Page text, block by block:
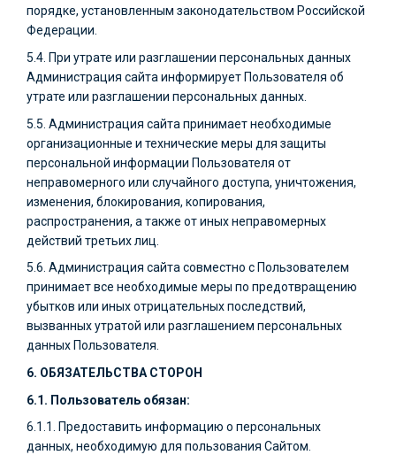
порядке, установленным законодательством Российской
Федерации.
5.4. При утрате или разглашении персональных данных
Администрация сайта информирует Пользователя об
утрате или разглашении персональных данных.
5.5. Администрация сайта принимает необходимые
организационные и технические меры для защиты
персональной информации Пользователя от
неправомерного или случайного доступа, уничтожения,
изменения, блокирования, копирования,
распространения, а также от иных неправомерных
действий третьих лиц.
5.6. Администрация сайта совместно с Пользователем
принимает все необходимые меры по предотвращению
убытков или иных отрицательных последствий,
вызванных утратой или разглашением персональных
данных Пользователя.
6. ОБЯЗАТЕЛЬСТВА СТОРОН
6.1. Пользователь обязан:
6.1.1. Предоставить информацию о персональных
данных, необходимую для пользования Сайтом.